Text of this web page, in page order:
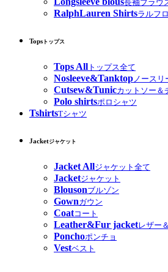
長袖ブラウ
RalphLauren Shirtsラルフ
Tops トップス
Tops All トップス全て
Nosleeve&Tanktopノースリ
Cutsew&Tunicカットソー＆
Polo shirtsポロシャツ
TshirtsTシャツ
Jacketジャケット
Jacket Allジャケット全て
Jacketジャケット
Blousonブルゾン
Gownガウン
Coatコート
Leather&Fur jacketレザー
Ponchoポンチョ
Vestベスト